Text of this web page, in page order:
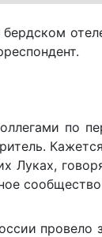
по
Луках,
провело